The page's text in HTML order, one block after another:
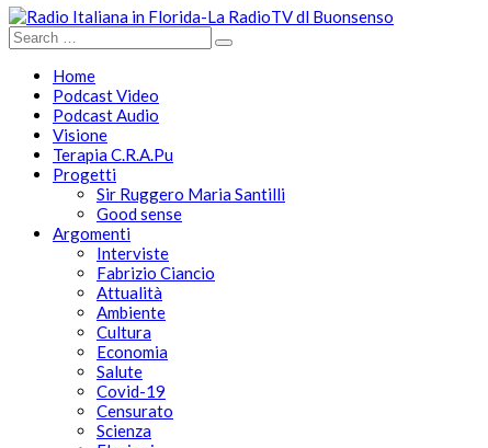
Home
Podcast Video
Podcast Audio
Visione
Terapia C.R.A.Pu
Progetti
Sir Ruggero Maria Santilli
Good sense
Argomenti
Interviste
Fabrizio Ciancio
Attualità
Ambiente
Cultura
Economia
Salute
Covid-19
Censurato
Scienza